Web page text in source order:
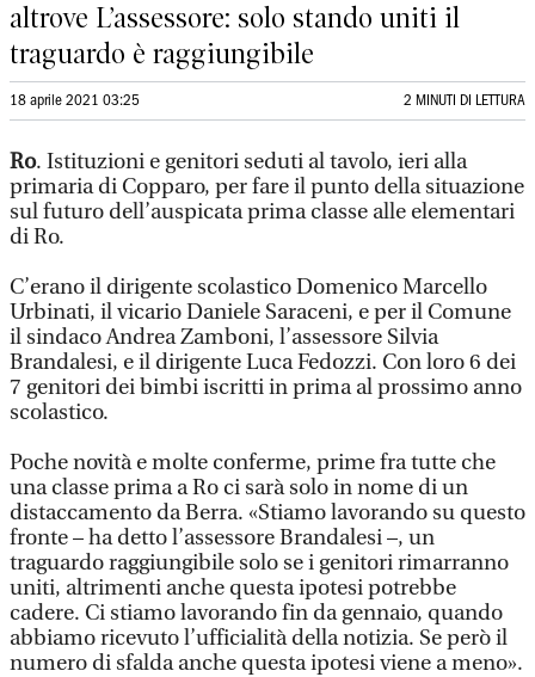
altrove L’assessore: solo stando uniti il
traguardo è raggiungibile
18 aprile 2021 03:25 2 MINUTI DI LETTURA
Ro. Istituzioni e genitori seduti al tavolo, ieri alla
primaria di Copparo, per fare il punto della situazione
sul futuro dell’auspicata prima classe alle elementari
di Ro.
C’erano il dirigente scolastico Domenico Marcello
Urbinati, il vicario Daniele Saraceni, e per il Comune
il sindaco Andrea Zamboni, l’assessore Silvia
Brandalesi, e il dirigente Luca Fedozzi. Con loro 6 dei
7 genitori dei bimbi iscritti in prima al prossimo anno
scolastico.
Poche novità e molte conferme, prime fra tutte che
una classe prima a Ro ci sarà solo in nome di un
distaccamento da Berra. «Stiamo lavorando su questo
fronte – ha detto l’assessore Brandalesi –, un
traguardo raggiungibile solo se i genitori rimarranno
uniti, altrimenti anche questa ipotesi potrebbe
cadere. Ci stiamo lavorando fin da gennaio, quando
abbiamo ricevuto l’ufficialità della notizia. Se però il
numero di sfalda anche questa ipotesi viene a meno».